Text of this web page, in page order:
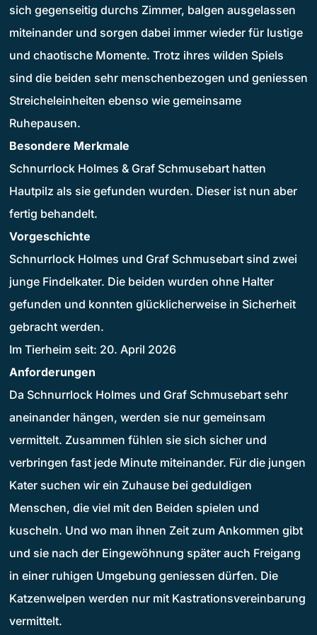
sich gegenseitig durchs Zimmer, balgen ausgelassen
miteinander und sorgen dabei immer wieder für lustige
und chaotische Momente. Trotz ihres wilden Spiels
sind die beiden sehr menschenbezogen und geniessen
Streicheleinheiten ebenso wie gemeinsame
Ruhepausen.
Besondere Merkmale
Schnurrlock Holmes & Graf Schmusebart hatten
Hautpilz als sie gefunden wurden. Dieser ist nun aber
fertig behandelt.
Vorgeschichte
Schnurrlock Holmes und Graf Schmusebart sind zwei
junge Findelkater. Die beiden wurden ohne Halter
gefunden und konnten glücklicherweise in Sicherheit
gebracht werden.
Im Tierheim seit: 20. April 2026
Anforderungen
Da Schnurrlock Holmes und Graf Schmusebart sehr
aneinander hängen, werden sie nur gemeinsam
vermittelt. Zusammen fühlen sie sich sicher und
verbringen fast jede Minute miteinander. Für die jungen
Kater suchen wir ein Zuhause bei geduldigen
Menschen, die viel mit den Beiden spielen und
kuscheln. Und wo man ihnen Zeit zum Ankommen gibt
und sie nach der Eingewöhnung später auch Freigang
in einer ruhigen Umgebung geniessen dürfen. Die
Katzenwelpen werden nur mit Kastrationsvereinbarung
vermittelt.